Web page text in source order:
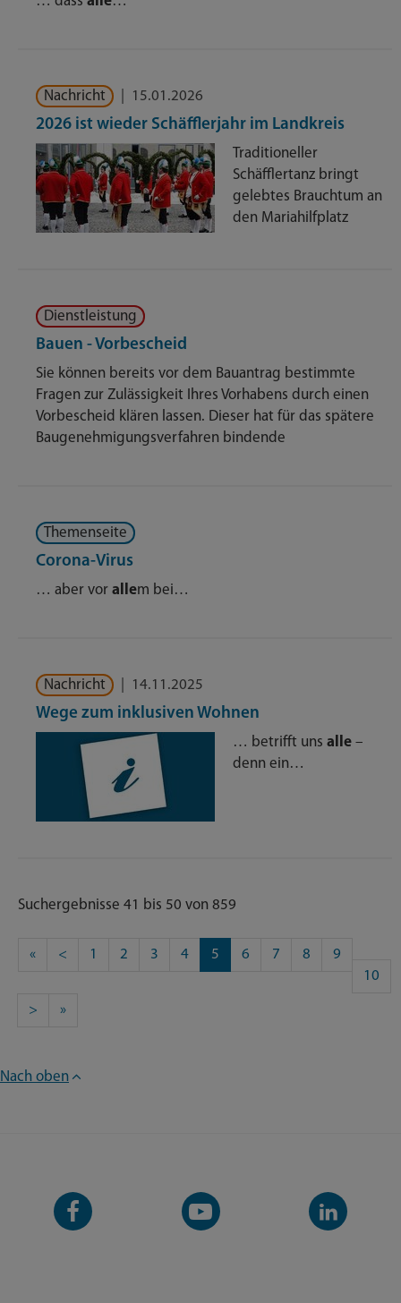
Nachricht 15.01.2026
2026 ist wieder Schäfflerjahr im Landkreis
Traditioneller
Schäfflertanz bringt
gelebtes Brauchtum an
den Mariahilfplatz
Dienstleistung
Bauen - Vorbescheid
Sie können bereits vor dem Bauantrag bestimmte
Fragen zur Zulässigkeit Ihres Vorhabens durch einen
Vorbescheid klären lassen. Dieser hat für das spätere
Baugenehmigungsverfahren bindende
Themenseite
Corona-Virus
… aber vor allem bei…
Nachricht 14.11.2025
Wege zum inklusiven Wohnen
… betrifft uns alle –
denn ein…
Suchergebnisse 41 bis 50 von 859
« < 1 2 3 4 5 6 7 8
9
10
> »
Nach oben
Facebook-
Seite
YouTube-
Kanal
LinkedIn-
Kanal